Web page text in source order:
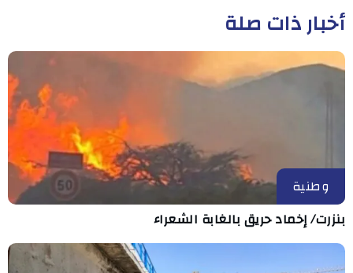
أخبار ذات صلة
وطنية
بنزرت/ إخماد حريق بالغابة الشعراء